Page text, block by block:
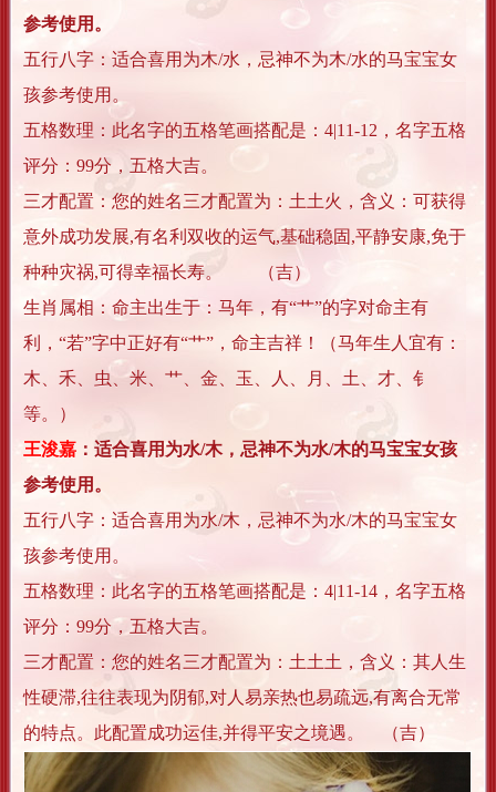
参考使用。
五行八字：适合喜用为木/水，忌神不为木/水的马宝宝女
孩参考使用。
五格数理：此名字的五格笔画搭配是：4|11-12，名字五格
评分：99分，五格大吉。
三才配置：您的姓名三才配置为：土土火，含义：可获得
意外成功发展,有名利双收的运气,基础稳固,平静安康,免于
种种灾祸,可得幸福长寿。 （吉）
生肖属相：命主出生于：马年，有“艹”的字对命主有
利，“若”字中正好有“艹”，命主吉祥！（马年生人宜有：
木、禾、虫、米、艹、金、玉、人、月、土、才、钅
等。）
王浚嘉 ：适合喜用为水/木，忌神不为水/木的马宝宝女孩
参考使用。
五行八字：适合喜用为水/木，忌神不为水/木的马宝宝女
孩参考使用。
五格数理：此名字的五格笔画搭配是：4|11-14，名字五格
评分：99分，五格大吉。
三才配置：您的姓名三才配置为：土土土，含义：其人生
性硬滞,往往表现为阴郁,对人易亲热也易疏远,有离合无常
的特点。此配置成功运佳,并得平安之境遇。 （吉）